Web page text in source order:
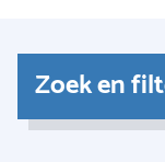
Zoek en